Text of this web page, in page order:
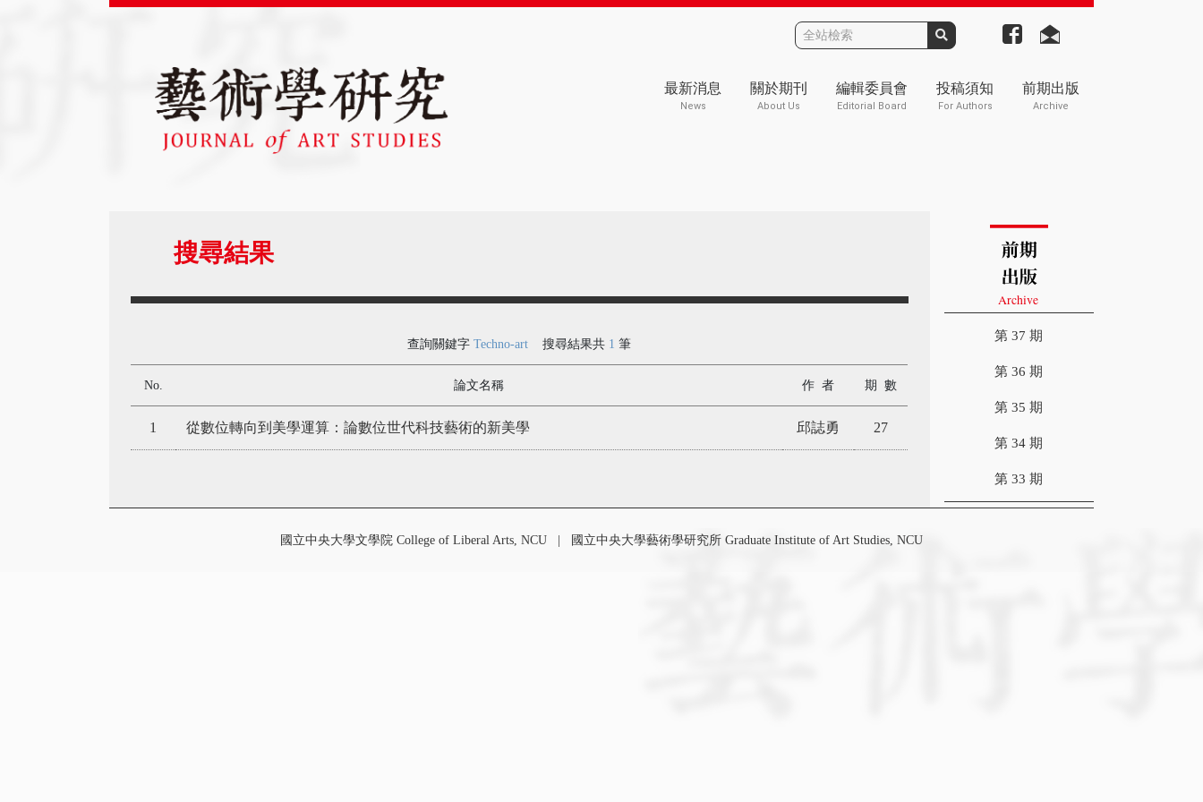
最新消息
News
關於期刊
About Us
編輯委員會
Editorial Board
投稿須知
For Authors
前期出版
Archive
搜尋結果
查詢關鍵字 Techno-art 搜尋結果共 1 筆
No. 論文名稱 作 者 期 數
1 從數位轉向到美學運算：論數位世代科技藝術的新美學 邱誌勇 27
第 37 期
第 36 期
第 35 期
第 34 期
第 33 期
國立中央大學文學院 College of Liberal Arts, NCU | 國立中央大學藝術學研究所 Graduate Institute of Art Studies, NCU